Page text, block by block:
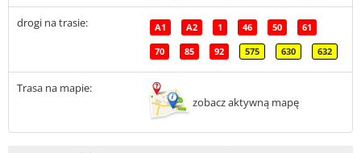
drogi na trasie: A1 A2 1 46 50 61
70 85 92 575 630 632
Trasa na mapie:
zobacz aktywną mapę